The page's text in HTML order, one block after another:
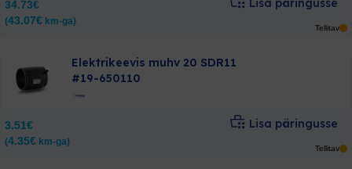
34.73€
(43.07€ km-ga)
Lisa päringusse
Tellitav
Elektrikeevis muhv 20 SDR11
#19-650110
3.51€
(4.35€ km-ga)
Lisa päringusse
Tellitav